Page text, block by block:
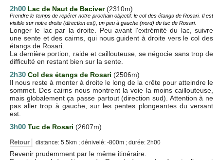
2h00 Lac de Naut de Baciver (2310m)
Prendre le temps de repérer notre prochain objectif: le col des étangs de Rosari. Il est
visible sur notre droite (direction est), un peu à gauche (nord) du tuc de Rosari.
Longer le lac par la droite. Peu avant l'extrémité du lac, suivre
une sente et des cairns, qui nous guident à droite vers le col des
étangs de Rosari.
La dernière portion, raide et caillouteuse, se négocie sans trop de
difficulté en restant bien sur la sente.
2h30 Col des étangs de Rosari (2506m)
Il nous reste à monter à droite le long de la crête pour atteindre le
sommet. Des cairns nous montrent la voie la moins caillouteuse,
mais globalement ça passe partout (direction sud). Attention à ne
pas aller trop à gauche, sur les pentes plongeantes du versant
est.
3h00 Tuc de Rosari (2607m)
Retour distance: 5.5km ; dénivelé: -800m ; durée: 2h00
Revenir prudemment par le même itinéraire.